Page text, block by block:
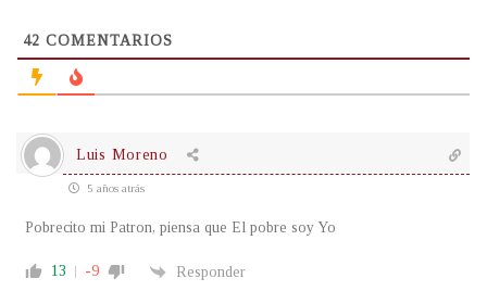
42 COMENTARIOS
Luis Moreno
5 años atrás
Pobrecito mi Patron, piensa que El pobre soy Yo
13 -9 Responder